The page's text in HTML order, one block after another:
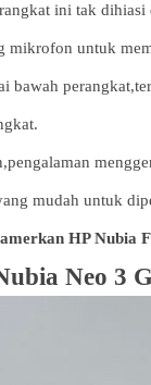
ini tak dihiasi
mikrofon untuk
bawah
mudah untuk
HP Nubia
Neo 3